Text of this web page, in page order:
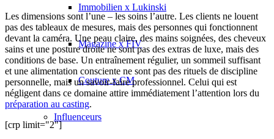
Immobilien x Lukinski
Magazine x FIV
Couture x CM
Influenceurs
Les dimensions sont l’une – les soins l’autre. Les clients ne louent
pas des tableaux de mesures, mais des personnes qui fonctionnent
devant la caméra. Une peau claire, des mains soignées, des cheveux
sains et une posture droite ne sont pas des extras de luxe, mais des
conditions de base. Un entraînement régulier, un sommeil suffisant
et une alimentation consciente ne sont pas des rituels de discipline
personnelle, mais un savoir-faire professionnel. Celui qui est
négligent dans ce domaine attire immédiatement l’attention lors du
préparation au casting.
[crp limit="2"]